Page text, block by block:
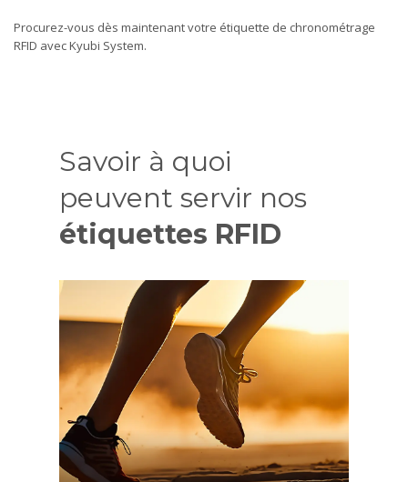
Procurez-vous dès maintenant votre étiquette de chronométrage
RFID avec Kyubi System.
Savoir à quoi
peuvent servir nos
étiquettes RFID